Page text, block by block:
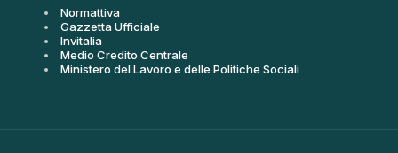
Normattiva
Gazzetta Ufficiale
Invitalia
Medio Credito Centrale
Ministero del Lavoro e delle Politiche Sociali